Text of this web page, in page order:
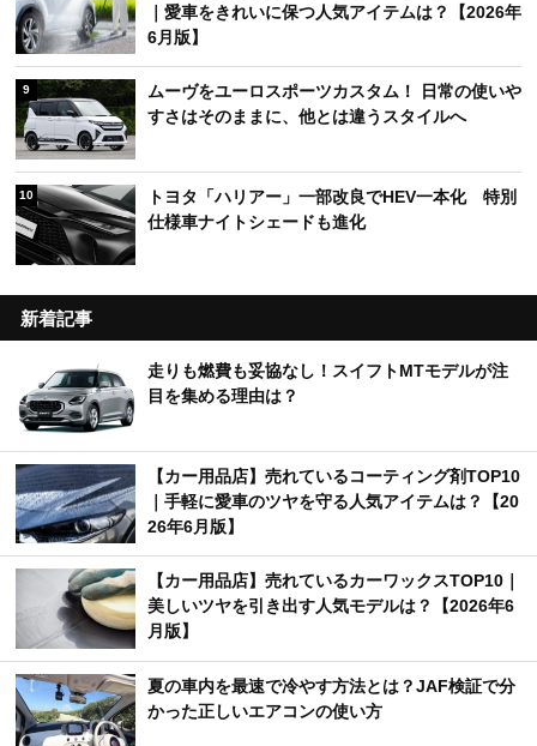
｜愛車をきれいに保つ人気アイテムは？【2026年
6月版】
9
ムーヴをユーロスポーツカスタム！ 日常の使いや
すさはそのままに、他とは違うスタイルへ
10
トヨタ「ハリアー」一部改良でHEV一本化 特別
仕様車ナイトシェードも進化
新着記事
走りも燃費も妥協なし！スイフトMTモデルが注
目を集める理由は？
【カー用品店】売れているコーティング剤TOP10
｜手軽に愛車のツヤを守る人気アイテムは？【20
26年6月版】
【カー用品店】売れているカーワックスTOP10｜
美しいツヤを引き出す人気モデルは？【2026年6
月版】
夏の車内を最速で冷やす方法とは？JAF検証で分
かった正しいエアコンの使い方